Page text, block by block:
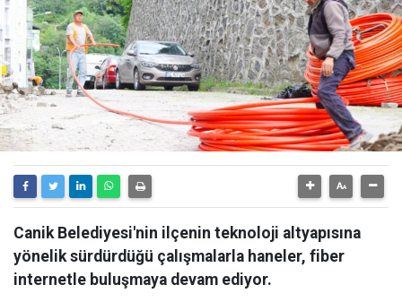
Canik Belediyesi'nin ilçenin teknoloji altyapısına
yönelik sürdürdüğü çalışmalarla haneler, fiber
internetle buluşmaya devam ediyor.